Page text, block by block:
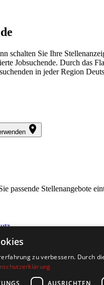
schalten Sie Ihre
Jobsuchende. Durch das
in jeder Region
passende Stellenangebote
zu verbessern. Durch
AUSRICHTEN